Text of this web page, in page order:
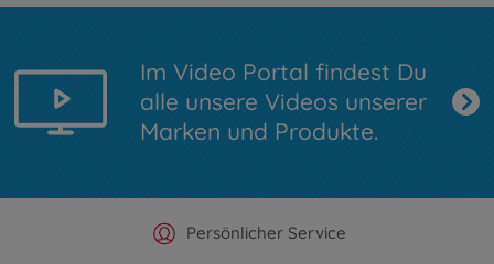
Im Video Portal findest Du
alle unsere Videos unserer
Marken und Produkte.
Offizieller Hersteller Shop
Persönlicher Service
Versandkostenfrei ab 25€
Schnelle Lieferung